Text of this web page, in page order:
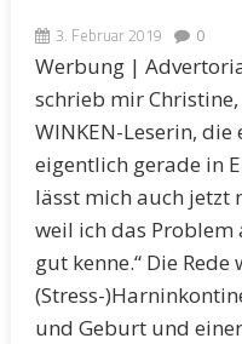
3. Februar 2019 0
Werbung |
schrieb mir Christine,
WINKEN-Leserin, die
eigentlich gerade in
lässt mich auch jetzt
weil ich das Problem
gut kenne.“ Die Rede
(Stress-
und Geburt und